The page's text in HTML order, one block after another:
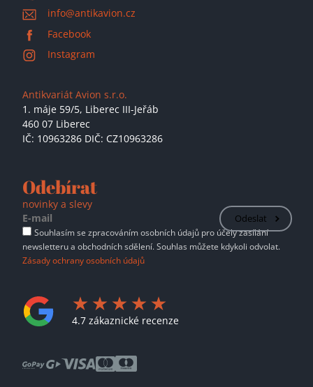
info@antikavion.cz
Facebook
Instagram
Antikvariát Avion s.r.o.
1. máje 59/5, Liberec III-Jeřáb
460 07 Liberec
IČ: 10963286 DIČ: CZ10963286
Odebírat
novinky a slevy
Odeslat
Souhlasím se zpracováním osobních údajů pro účely zasílání
newsletteru a obchodních sdělení. Souhlas můžete kdykoli odvolat.
Zásady ochrany osobních údajů
4.7 zákaznické recenze